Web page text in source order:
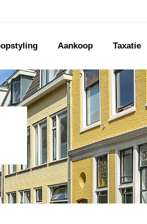
Aankoop Taxatie